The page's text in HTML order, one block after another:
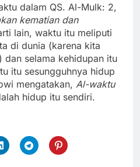
dalam QS. Al-Mulk: 2,
kematian dan
lain, waktu itu meliputi
di dunia (karena kita
dan selama kehidupan itu
itu sesungguhnya hidup
mengatakan, Al-waktu
hidup itu sendiri.